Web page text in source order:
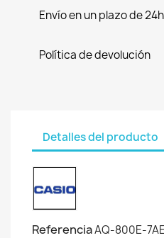
Envío en un plazo de
Política de devolución
Detalles del producto
ReferenciaAQ-800E-